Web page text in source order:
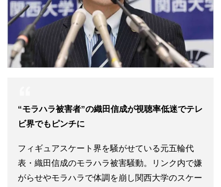
“モラハラ被害者”の織田信成が視聴率低迷でテレ
ビ界でもピンチに
フィギュアスケート界を騒がせている元五輪代
表・織田信成のモラハラ被害騒動。リンク内で嫌
がらせやモラハラで体調を崩し関西大学のスケー